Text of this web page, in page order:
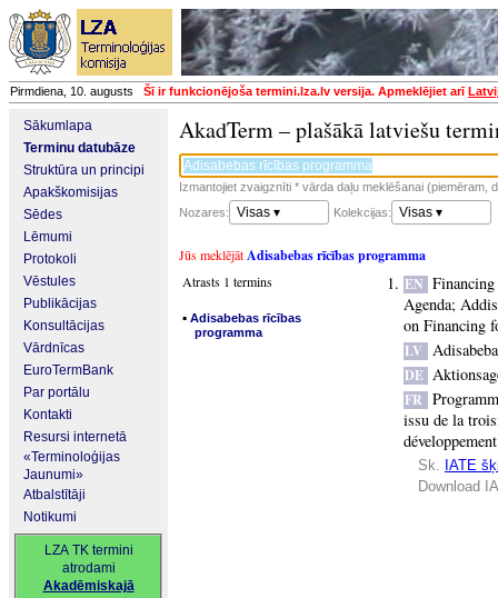
Pirmdiena, 10. augusts Šī ir funkcionējoša termini.lza.lv versija. Apmeklējiet arī
Sākumlapa
Terminu datubāze
Struktūra un principi
Apakškomisijas
Sēdes
Lēmumi
Protokoli
Vēstules
Publikācijas
Konsultācijas
Vārdnīcas
EuroTermBank
Par portālu
Kontakti
Resursi internetā
«Terminoloģijas
Jaunumi»
Atbalstītāji
Notikumi
LZA TK termini
atrodami
Akadēmiskajā
AkadTerm – plašākā latviešu
Izmantojiet zvaigznīti * vārda daļu meklēšanai (piemēram,
Nozares:
Visas ▾ Kolekcijas: Visas ▾
Jūs meklējātAdisabebas rīcības programma
Atrasts 1 termins
▪ Adisabebas rīcības
programma
EN
Agenda;
on Financing
LV
DE
FR
issu de la
développement
Sk. IATE
Download